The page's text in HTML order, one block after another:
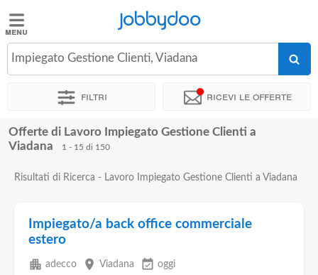
Jobbydoo
Offerte
Stipendi
Elenco
Blog
Jobbydoo
Impiegato Gestione Clienti, Viadana
Filtri Ricevi le offerte
Offerte di Lavoro Impiegato Gestione Clienti a
Viadana
1 - 15 di 150
Risultati di Ricerca - Lavoro Impiegato Gestione Clienti a Viadana
Impiegato/a back office commerciale
estero
apartment adecco place Viadana event_available oggi